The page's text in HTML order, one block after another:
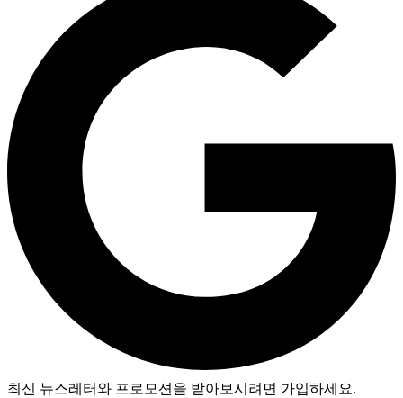
최신 뉴스레터와 프로모션을 받아보시려면 가입하세요.